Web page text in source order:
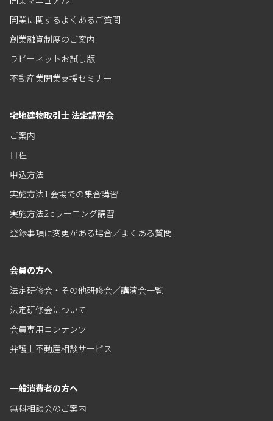
開業に関するよくあるご質問
創業融資制度のご案内
ラビーネットお試し版
不動産業開業支援セミナー
宅地建物取引士 法定講習会
ご案内
日程
申込方法
実施方法1 会場での集合講習
実施方法2 eラーニング講習
登録事項に変更がある場合／よくある質問
会員の方へ
法定研修会・その他研修会／講演会一覧
法定研修会について
会員専用コンテンツ
弁護士不動産相談サービス
一般消費者の方へ
無料相談会のご案内